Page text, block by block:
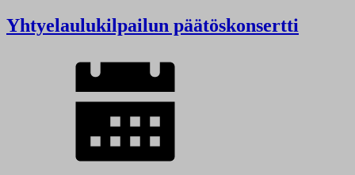
Yhtyelaulukilpailun päätöskonsertti